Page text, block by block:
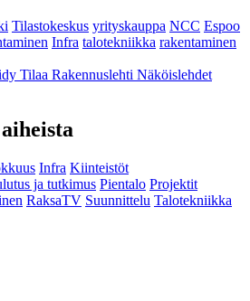
Tilastokeskus yrityskauppa NCC Espoo
Infra talotekniikka rakentaminen
Tilaa Rakennuslehti Näköislehdet
Infra Kiinteistöt
ja tutkimus Pientalo Projektit
RaksaTV Suunnittelu Talotekniikka